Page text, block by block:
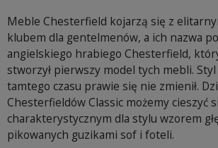
Meble Chesterfield kojarzą się z
klubem dla gentelmenów, a ich nazwa
angielskiego hrabiego Chesterfield,
stworzył pierwszy model tych mebli.
tamtego czasu prawie się nie zmienił.
Chesterfieldów Classic możemy cieszyć
charakterystycznym dla stylu wzorem
pikowanych guzikami sof i foteli.